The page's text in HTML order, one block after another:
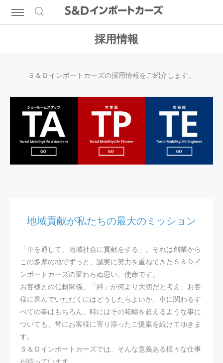
採用情報
Ｓ＆Ｄインポートカーズの採用情報をご紹介します。
地域貢献が私たちの最大のミッション
「車を通して、地域社会に貢献をする」。それは創業から
この多摩の地でずっと、誠実に努力を重ねてきたＳ＆Ｄイ
ンポートカーズの変わらぬ思い、使命です。
お客様との信頼関係、「絆」が何より大切だと考え、お客
様に喜んでいただくにはどうしたらよいか、車に関わるす
べての事はもちろん、時にはその範疇を超えるような事に
ついても、常にお客様に寄り添ったご提案を続けてゆきま
す。
Ｓ＆Ｄインポートカーズでは、そんな意義ある様々な仕事